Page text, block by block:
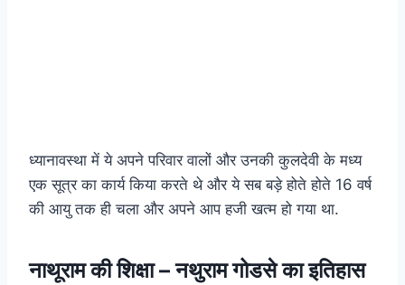
ध्यानावस्था में ये अपने परिवार वालों और उनकी कुलदेवी के मध्य
एक सूत्र का कार्य किया करते थे और ये सब बड़े होते होते 16 वर्ष
की आयु तक ही चला और अपने आप हजी खत्म हो गया था.
नाथूराम की शिक्षा – नथुराम गोडसे का इतिहास